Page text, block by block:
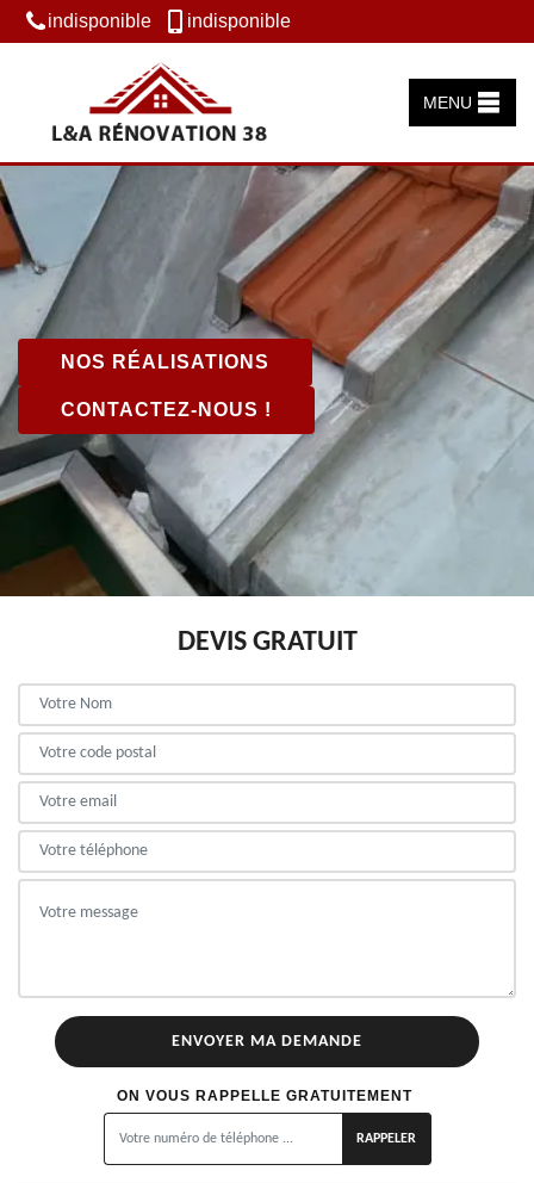
indisponible indisponible
MENU
NOS RÉALISATIONS
CONTACTEZ-NOUS !
DEVIS GRATUIT
ON VOUS RAPPELLE GRATUITEMENT